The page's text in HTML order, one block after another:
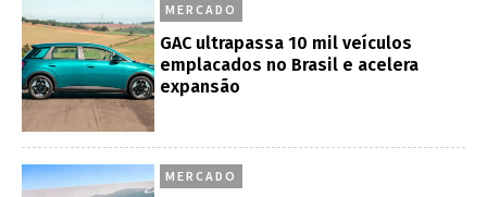
MERCADO
GAC ultrapassa 10 mil veículos
emplacados no Brasil e acelera
expansão
MERCADO